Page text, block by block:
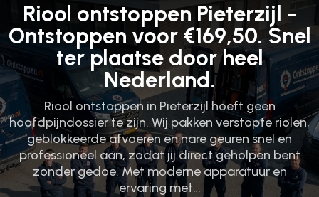
Riool ontstoppen Pieterzijl -
Ontstoppen voor €169,50. Snel
ter plaatse door heel
Nederland.
Riool ontstoppen in Pieterzijl hoeft geen
hoofdpijndossier te zijn.​ Wij pakken verstopte riolen,
geblokkeerde afvoeren en nare geuren snel en
professioneel aan, zodat jij direct geholpen bent
zonder gedoe.​ Met moderne apparatuur en
ervaring met…